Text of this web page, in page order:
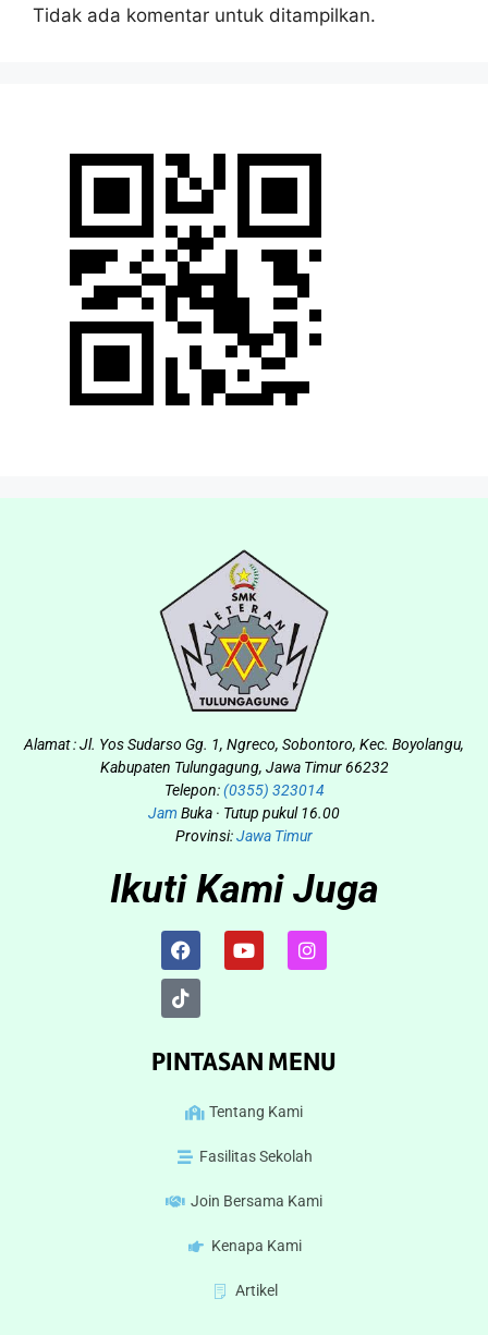
Tidak ada komentar untuk ditampilkan.
Alamat : Jl. Yos Sudarso Gg. 1, Ngreco, Sobontoro, Kec. Boyolangu,
Kabupaten Tulungagung, Jawa Timur 66232
Telepon:(0355) 323014
Jam Buka · Tutup pukul 16.00
Provinsi:Jawa Timur
Ikuti Kami Juga
PINTASAN MENU
Tentang Kami
Fasilitas Sekolah
Join Bersama Kami
Kenapa Kami
Artikel